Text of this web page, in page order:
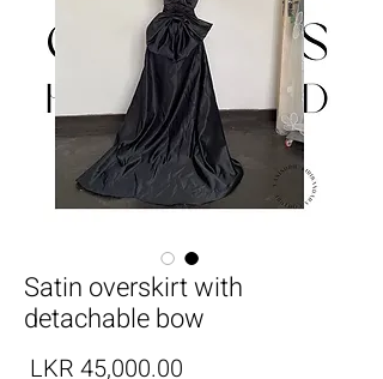
Satin overskirt with
detachable bow